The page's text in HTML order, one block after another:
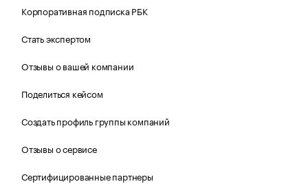
Корпоративная подписка РБК
Стать экспертом
Отзывы о вашей компании
Поделиться кейсом
Создать профиль группы компаний
Отзывы о сервисе
Сертифицированные партнеры